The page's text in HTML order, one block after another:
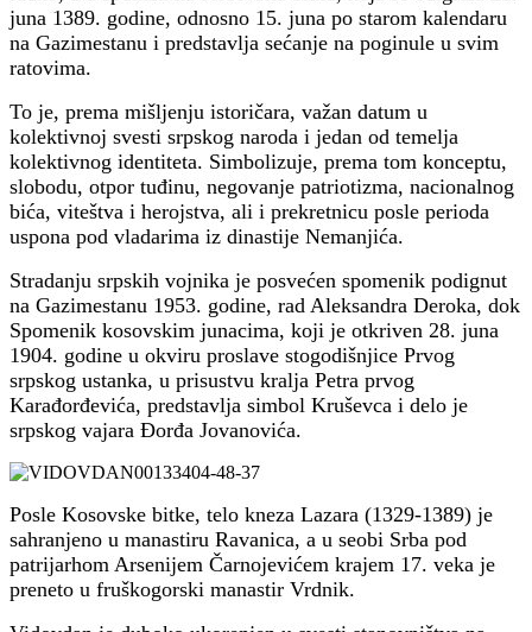
juna 1389. godine, odnosno 15. juna po starom kalendaru
na Gazimestanu i predstavlja sećanje na poginule u svim
ratovima.
To je, prema mišljenju istoričara, važan datum u
kolektivnoj svesti srpskog naroda i jedan od temelja
kolektivnog identiteta. Simbolizuje, prema tom konceptu,
slobodu, otpor tuđinu, negovanje patriotizma, nacionalnog
bića, viteštva i herojstva, ali i prekretnicu posle perioda
uspona pod vladarima iz dinastije Nemanjića.
Stradanju srpskih vojnika je posvećen spomenik podignut
na Gazimestanu 1953. godine, rad Aleksandra Deroka, dok
Spomenik kosovskim junacima, koji je otkriven 28. juna
1904. godine u okviru proslave stogodišnjice Prvog
srpskog ustanka, u prisustvu kralja Petra prvog
Karađorđevića, predstavlja simbol Kruševca i delo je
srpskog vajara Đorđa Jovanovića.
Posle Kosovske bitke, telo kneza Lazara (1329-1389) je
sahranjeno u manastiru Ravanica, a u seobi Srba pod
patrijarhom Arsenijem Čarnojevićem krajem 17. veka je
preneto u fruškogorski manastir Vrdnik.